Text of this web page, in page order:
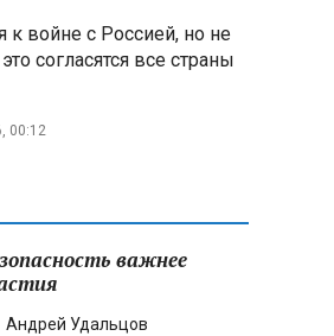
к войне с Россией, но не
согласятся все страны
00:12
важнее
Андрей Удальцов